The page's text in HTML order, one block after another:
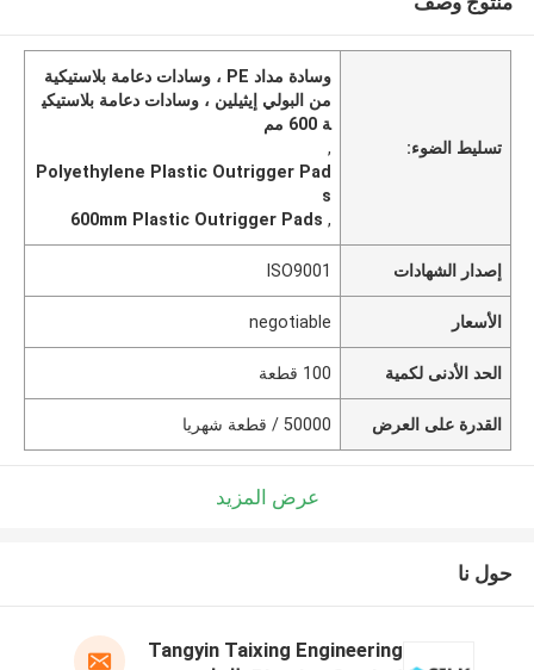
تسليط الضوء:
وسادة مداد PE ، وسادات دعامة بلاستيكية
من البولي إيثيلين ، وسادات دعامة بلاستيكي
ة 600 مم
,
Polyethylene Plastic Outrigger Pad
s
,
600mm Plastic Outrigger Pads
إصدار الشهادات ISO9001
الأسعار negotiable
الحد الأدنى لكمية 100 قطعة
القدرة على العرض 50000 / قطعة شهريا
عرض المزيد
حول نا
Tangyin Taixing Engineering